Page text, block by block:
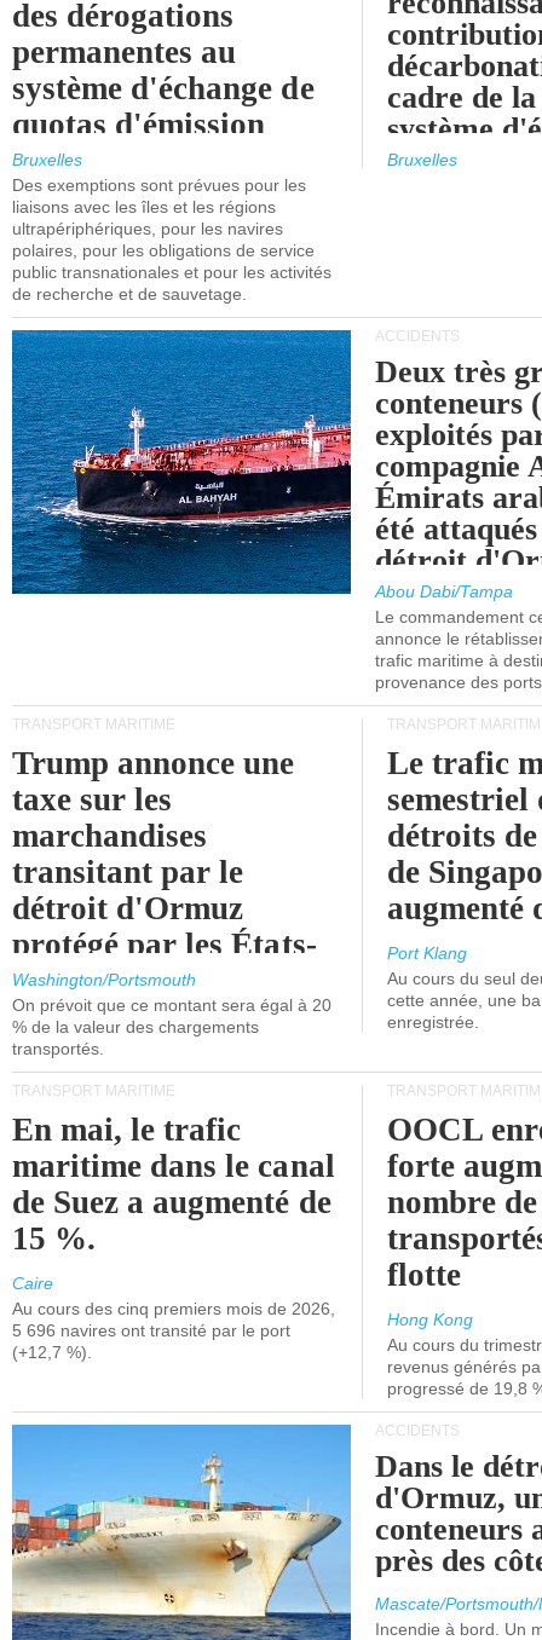
des dérogations
permanentes au
système d'échange de
quotas d'émission
maritimes de l'UE
après 2030.
Bruxelles
Des exemptions sont prévues pour les
liaisons avec les îles et les régions
ultrapériphériques, pour les navires
polaires, pour les obligations de service
public transnationales et pour les activités
de recherche et de sauvetage.
cadre de
système
quotas
Bruxelles
ACCIDENTS
Deux très
conteneurs
exploités
compagnie
Émirats
été
détroit
Abou Dabi/Tampa
Le commandement
annonce le
trafic maritime à
provenance des
TRANSPORT MARITIME
Trump annonce une
taxe sur les
marchandises
transitant par le
détroit d'Ormuz
protégé par les États-
Unis.
Washington/Portsmouth
On prévoit que ce montant sera égal à 20
% de la valeur des chargements
transportés.
TRANSPORT
Le trafic
semestriel
détroits
de
augmenté
Port Klang
Au cours du seul
cette année, une
enregistrée.
TRANSPORT MARITIME
En mai, le trafic
maritime dans le canal
de Suez a augmenté de
15 %.
Caire
Au cours des cinq premiers mois de 2026,
5 696 navires ont transité par le port
(+12,7 %).
TRANSPORT
OOCL
forte
nombre
flotte
Hong Kong
Au cours du
revenus générés
progressé de 19,8
ACCIDENTS
Dans le
d'Ormuz,
conteneurs
près des
Mascate/
Incendie à bord. Un